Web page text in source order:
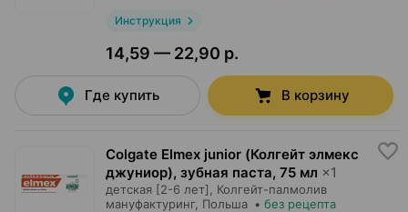
Инструкция
14,59 — 22,90 р.
Где купить В корзину
Colgate Elmex junior (Колгейт элмекс
джуниор), зубная паста, 75 мл ×1
детская [2-6 лет],
Колгейт-палмолив
мануфактуринг, Польша • без рецепта